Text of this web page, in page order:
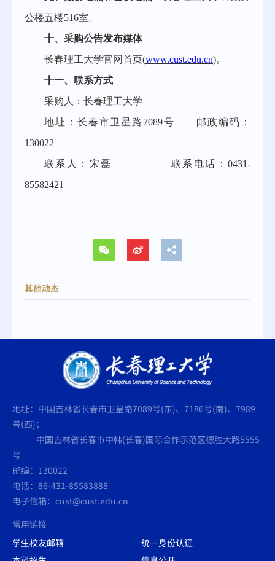
公楼五楼516室。
十、采购公告发布媒体
长春理工大学官网首页(www.cust.edu.cn)。
十一、联系方式
采购人：长春理工大学
地址：长春市卫星路 7089号 邮政编码：
130022
联系人： 宋磊 联系电话：0431-
85582421
其他动态
地址：中国吉林省长春市卫星路7089号(东)、7186号(南)、7989
号(西)；
中国吉林省长春市中韩(长春)国际合作示范区德胜大路5555
号
邮编：130022
电话：86-431-85583888
电子信箱：cust@cust.edu.cn
常用链接
学生校友邮箱
统一身份认证